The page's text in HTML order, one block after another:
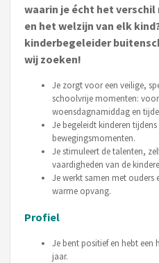
waarin je écht het
en het welzijn van elk
kinderbegeleider
wij zoeken!
Je zorgt voor een veilige,
schoolvrije momenten:
woensdagnamiddag en
Je begeleidt kinderen
bewegingsmomenten.
Je stimuleert de talenten,
vaardigheden van de
Je werkt samen met ouders
warme opvang.
Profiel
Je bent positief en hebt
jaar.